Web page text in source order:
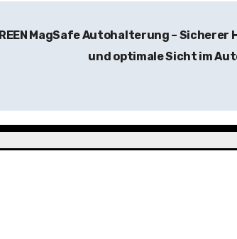
MagSafe Autohalterung – Sicherer
und optimale Sicht im